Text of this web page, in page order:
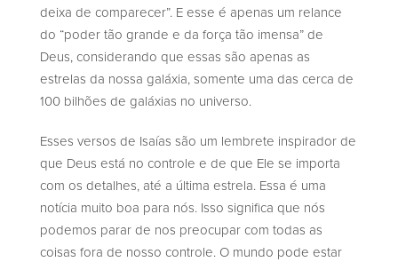
deixa de comparecer”. E esse é apenas um relance
do “poder tão grande e da força tão imensa” de
Deus, considerando que essas são apenas as
estrelas da nossa galáxia, somente uma das cerca de
100 bilhões de galáxias no universo.
Esses versos de Isaías são um lembrete inspirador de
que Deus está no controle e de que Ele se importa
com os detalhes, até a última estrela. Essa é uma
notícia muito boa para nós. Isso significa que nós
podemos parar de nos preocupar com todas as
coisas fora de nosso controle. O mundo pode estar